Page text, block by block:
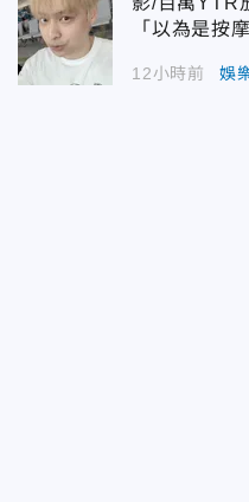
「以為是按
12小時前 娛